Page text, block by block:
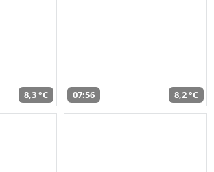
8,3 °C 07:56 8,2 °C